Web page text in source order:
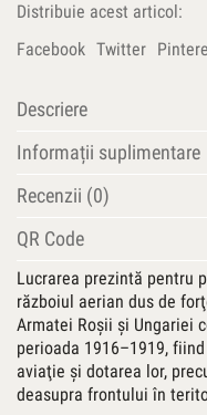
Distribuie acest articol:
Facebook Twitter
Descriere
Informații suplimentare
Recenzii (0)
QR Code
Lucrarea prezintă pentru
războiul aerian dus de
Armatei Roşii şi Ungariei
perioada 1916–1919,
aviaţie şi dotarea lor,
deasupra frontului în